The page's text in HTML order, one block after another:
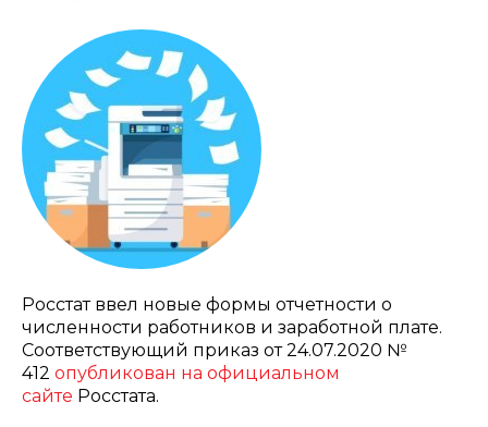
Росстат ввел новые формы отчетности о
численности работников и заработной плате.
Соответствующий приказ от 24.07.2020 №
412 опубликован на официальном
сайте Росстата.